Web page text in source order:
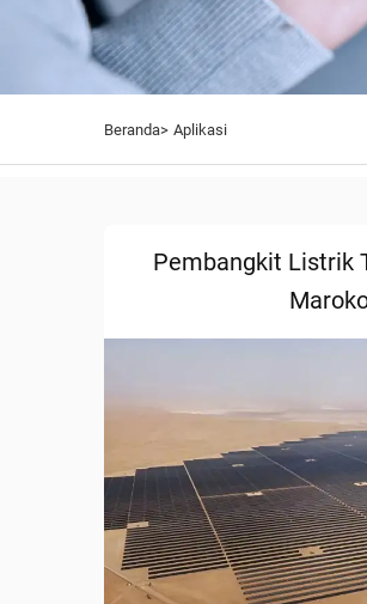
Beranda> Aplikasi
Pembangkit Listrik